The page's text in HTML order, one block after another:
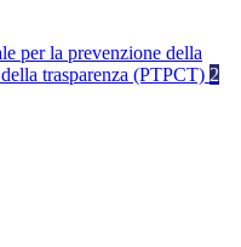
per la prevenzione della
trasparenza (PTPCT) 2